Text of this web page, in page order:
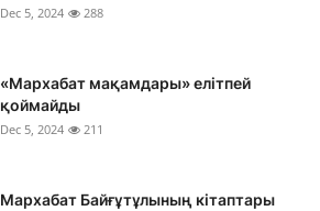
Dec 5, 2024 288
«Мархабат мақамдары» елітпей
қоймайды
Dec 5, 2024 211
Мархабат Байғұтұлының кітаптары